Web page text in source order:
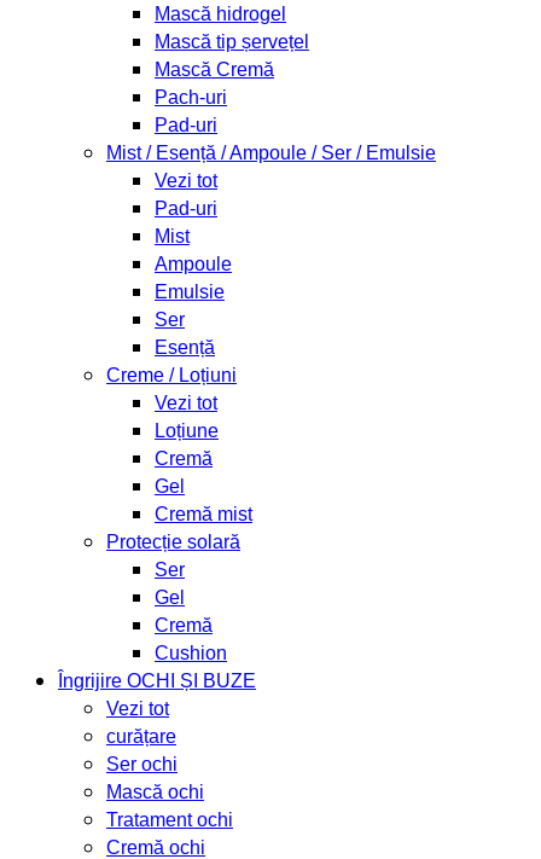
Mască hidrogel
Mască tip șervețel
Mască Cremă
Pach-uri
Pad-uri
Mist / Esență / Ampoule / Ser / Emulsie
Vezi tot
Pad-uri
Mist
Ampoule
Emulsie
Ser
Esență
Creme / Loțiuni
Vezi tot
Loțiune
Cremă
Gel
Cremă mist
Protecție solară
Ser
Gel
Cremă
Cushion
Îngrijire OCHI ȘI BUZE
Vezi tot
curățare
Ser ochi
Mască ochi
Tratament ochi
Cremă ochi